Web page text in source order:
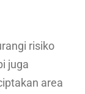
risiko
juga
area